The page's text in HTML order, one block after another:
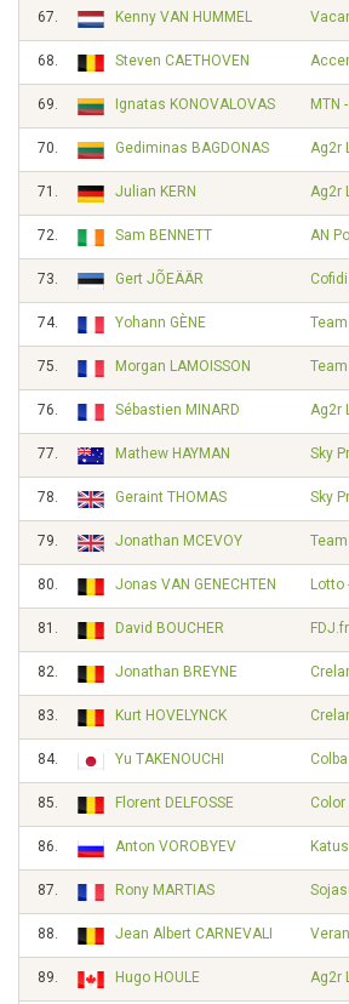
67. Kenny VAN HUMMEL
68. Steven CAETHOVEN
69. Ignatas KONOVALOVAS MTN
70. Gediminas BAGDONAS Ag2r
71. Julian KERN Ag2r
72. Sam BENNETT AN
73. Gert JÕEÄÄR
74. Yohann GÈNE
75. Morgan LAMOISSON
76. Sébastien MINARD Ag2r
77. Mathew HAYMAN Sky
78. Geraint THOMAS Sky
79. Jonathan MCEVOY
80. Jonas VAN GENECHTEN Lotto
81. David BOUCHER FDJ.fr
82. Jonathan BREYNE
83. Kurt HOVELYNCK
84. Yu TAKENOUCHI
85. Florent DELFOSSE Color
86. Anton VOROBYEV
87. Rony MARTIAS
88. Jean Albert CARNEVALI
89. Hugo HOULE Ag2r